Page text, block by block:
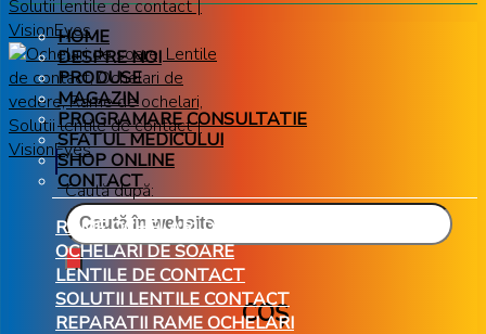
Caută după:
COȘ
HOME
DESPRE NOI
PRODUSE
MAGAZIN
PROGRAMARE CONSULTATIE
SFATUL MEDICULUI
SHOP ONLINE
CONTACT
RAME OCHELARI DE VEDERE
OCHELARI DE SOARE
LENTILE DE CONTACT
SOLUTII LENTILE CONTACT
REPARATII RAME OCHELARI